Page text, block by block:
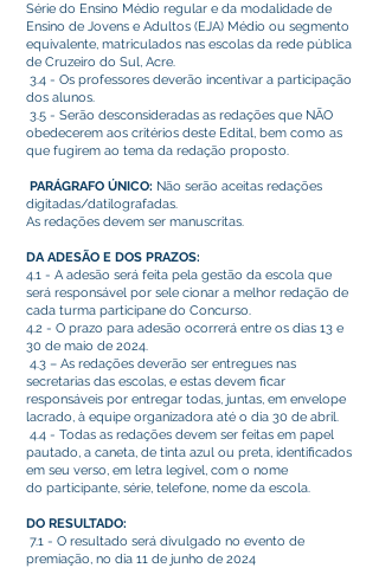
Série do Ensino Médio regular e da modalidade de
Ensino de Jovens e Adultos (EJA) Médio ou segmento
equivalente, matriculados nas escolas da rede pública
de Cruzeiro do Sul, Acre.
3.4 - Os professores deverão incentivar a participação
dos alunos.
3.5 - Serão desconsideradas as redações que NÃO
obedecerem aos critérios deste Edital, bem como as
que fugirem ao tema da redação proposto.
PARÁGRAFO ÚNICO: Não serão aceitas redações
digitadas/datilografadas.
As redações devem ser manuscritas.
DA ADESÃO E DOS PRAZOS:
4.1 - A adesão será feita pela gestão da escola que
será responsável por sele cionar a melhor redação de
cada turma participane do Concurso.
4.2 - O prazo para adesão ocorrerá entre os dias 13 e
30 de maio de 2024.
4.3 – As redações deverão ser entregues nas
secretarias das escolas, e estas devem ficar
responsáveis por entregar todas, juntas, em envelope
lacrado, à equipe organizadora até o dia 30 de abril.
4.4 - Todas as redações devem ser feitas em papel
pautado, a caneta, de tinta azul ou preta, identificados
em seu verso, em letra legível, com o nome
do participante, série, telefone, nome da escola.
DO RESULTADO:
7.1 - O resultado será divulgado no evento de
premiação, no dia 11 de junho de 2024